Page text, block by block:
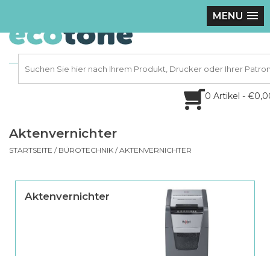
MENU
0 Artikel -
Aktenvernichter
STARTSEITE / BÜROTECHNIK /AKTENVERNICHTER
Aktenvernichter